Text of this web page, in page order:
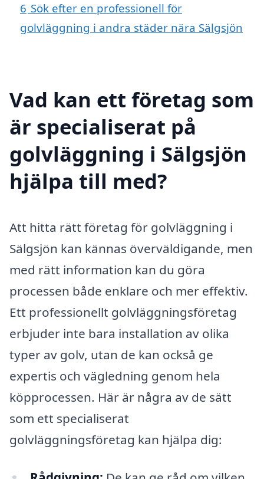
6 Sök efter en professionell för
golvläggning i andra städer nära Sälgsjön
Vad kan ett företag som
är specialiserat på
golvläggning i Sälgsjön
hjälpa till med?
Att hitta rätt företag för golvläggning i
Sälgsjön kan kännas överväldigande, men
med rätt information kan du göra
processen både enklare och mer effektiv.
Ett professionellt golvläggningsföretag
erbjuder inte bara installation av olika
typer av golv, utan de kan också ge
expertis och vägledning genom hela
köpprocessen. Här är några av de sätt
som ett specialiserat
golvläggningsföretag kan hjälpa dig: